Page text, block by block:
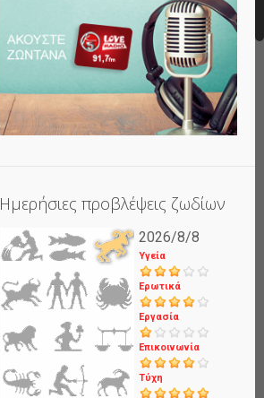
Ημερήσιες προβλέψεις ζωδίων
2026/8/8
Υγεία
Ερωτικά
Εργασία
Επικοινωνία
Τύχη